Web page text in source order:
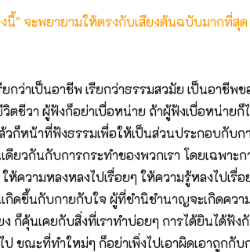
นี้" จะพยายามให้ตรงกับเสียงต้นฉบับมากที่
เป็นอาชีพ เรียกว่าธรรมสวมัย เป็นอาชีพขอ
ตชีวา ผู้ฟังก็อย่าเบื่อหน่าย ถ้าผู้ฟังเบื่อหน่าย
วก็หน้าที่ฟังธรรมเพื่อให้เป็นส่วนประกอบกับ
ยวกันกับการกระทำของพวกเรา โดยเฉพา
ห้ความหลงหลงไปเรื่อยๆ ให้ความรู้หลงไปเ
กิดขึ้นกับกายกับใจ ผู้ที่ชำนิชำนาญจะเกิดคว
ก็คุ้นเคยกับสิ่งที่เราทำบ่อยๆ การได้ยินได้ฟั
ขณะที่ทำใหม่ๆ ก็อย่าเพิ่งไปเอาผิดเอาถูกกับก